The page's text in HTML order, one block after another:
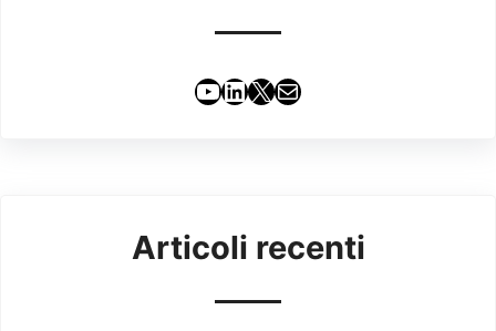
YouTube
LinkedIn
X Email
Articoli recenti